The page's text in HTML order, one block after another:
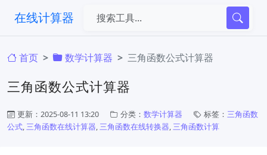
在线计算器
首页 ​数学计算器 三角函数公式计算器
三角函数公式计算器
更新：2025-08-11 13:20 分类： ​数学计算器 标签： 三角函数
公式,三角函数在线计算器,三角函数在线转换器,三角函数计算